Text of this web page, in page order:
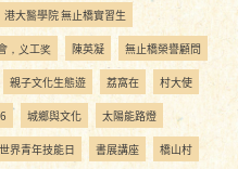
港大醫學院 無止橋實習生
，义工奖 陳英凝 無止橋榮譽顧問
親子文化生態遊 荔窩在 村大使
城鄉與文化 太陽能路燈
世界青年技能日 書展講座 橋山村